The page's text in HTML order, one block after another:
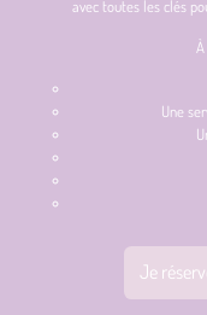
avec toutes les clés
Une
Je